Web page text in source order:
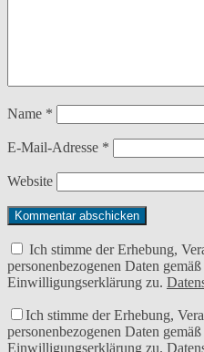
Name *
E-Mail-Adresse *
Website
Ich stimme der Erhebung,
personenbezogenen Daten
Einwilligungserklärung zu.
Ich stimme der Erhebung,
personenbezogenen Daten
Einwilligungserklärung zu.